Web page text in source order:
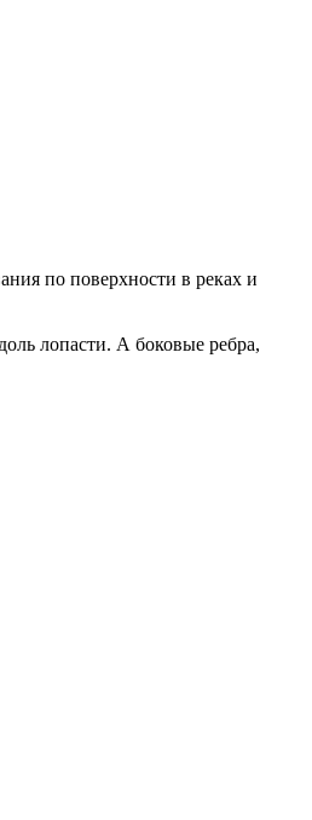
по поверхности в реках и
лопасти. А боковые ребра,